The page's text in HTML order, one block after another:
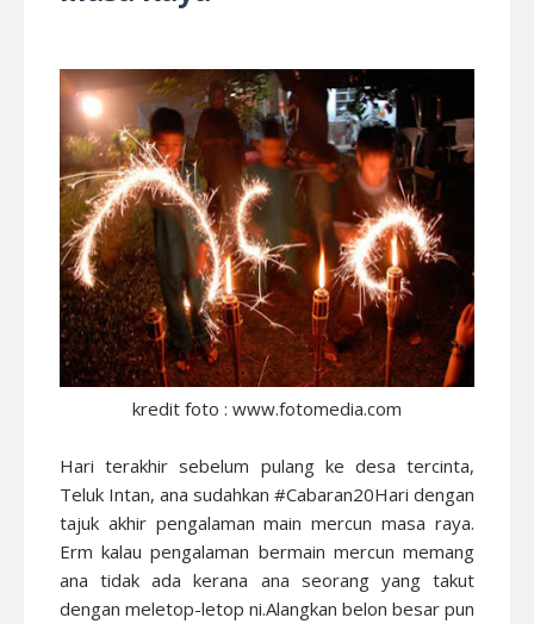
kredit foto : www.fotomedia.com
Hari terakhir sebelum pulang ke desa tercinta,
Teluk Intan, ana sudahkan #Cabaran20Hari dengan
tajuk akhir pengalaman main mercun masa raya.
Erm kalau pengalaman bermain mercun memang
ana tidak ada kerana ana seorang yang takut
dengan meletop-letop ni.Alangkan belon besar pun